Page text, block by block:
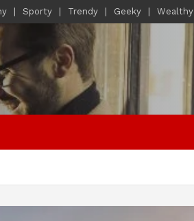
Sporty Trendy Geeky Wealthy